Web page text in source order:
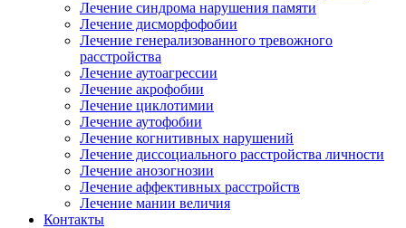
Лечение синдрома нарушения памяти
Лечение дисморфофобии
Лечение генерализованного тревожного
расстройства
Лечение аутоагрессии
Лечение акрофобии
Лечение циклотимии
Лечение аутофобии
Лечение когнитивных нарушений
Лечение диссоциального расстройства личности
Лечение анозогнозии
Лечение аффективных расстройств
Лечение мании величия
Контакты